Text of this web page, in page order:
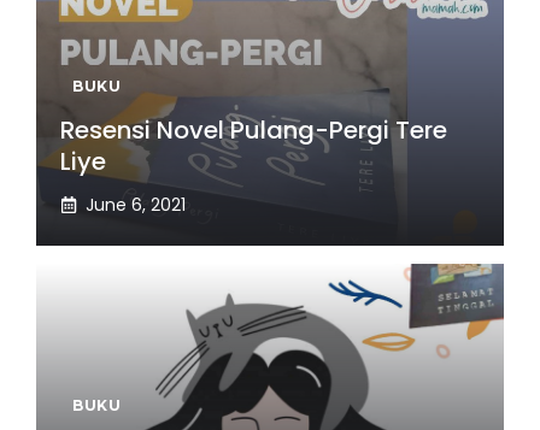
BUKU
Resensi Novel Pulang-Pergi Tere
Liye
June 6, 2021
BUKU